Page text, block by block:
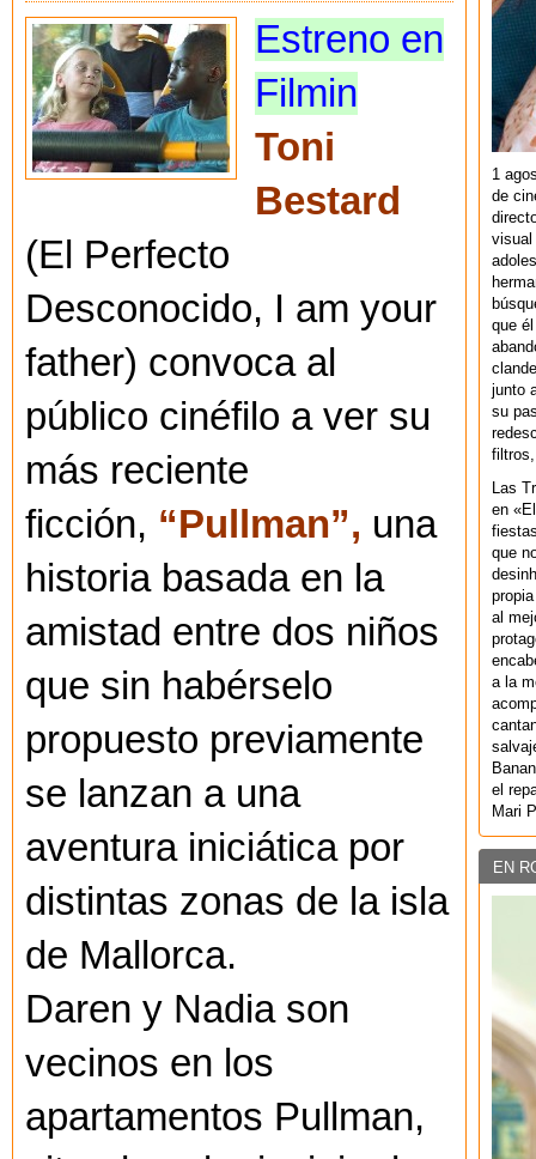
Estreno en
Filmin
Toni
Bestard
(El Perfecto
Desconocido, I am your
father) convoca al
público cinéfilo a ver su
más reciente
ficción, “Pullman”, una
historia basada en la
amistad entre dos niños
que sin habérselo
propuesto previamente
se lanzan a una
aventura iniciática por
distintas zonas de la isla
de Mallorca.
Daren y Nadia son
vecinos en los
apartamentos Pullman,
1
de
visual
que
junto
su
filtros,
Las
en
que
al
a la
el
Mari
EN